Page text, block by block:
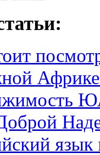
Африке
язык